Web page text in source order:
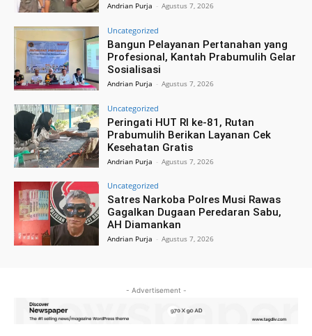
Andrian Purja - Agustus 7, 2026
Uncategorized
Bangun Pelayanan Pertanahan yang
Profesional, Kantah Prabumulih Gelar
Sosialisasi
Andrian Purja - Agustus 7, 2026
Uncategorized
Peringati HUT RI ke-81, Rutan
Prabumulih Berikan Layanan Cek
Kesehatan Gratis
Andrian Purja - Agustus 7, 2026
Uncategorized
Satres Narkoba Polres Musi Rawas
Gagalkan Dugaan Peredaran Sabu,
AH Diamankan
Andrian Purja - Agustus 7, 2026
- Advertisement -